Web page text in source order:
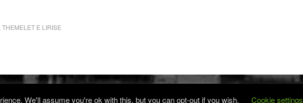
THEMELET E LIRISE
We'll assume you're ok with this, but you can opt-out if you wish. Cookie settings